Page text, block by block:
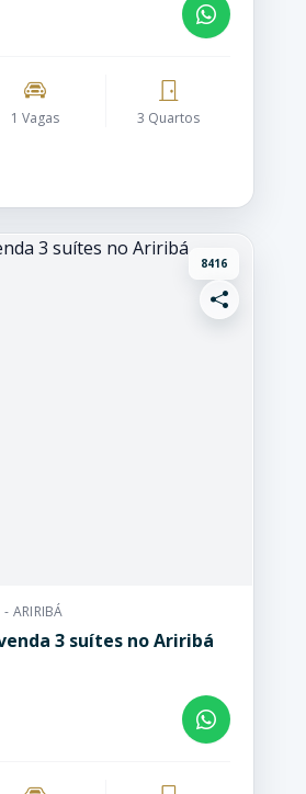
1 Vagas 3 Quartos
8416
ARIRIBÁ
3 suítes no Ariribá